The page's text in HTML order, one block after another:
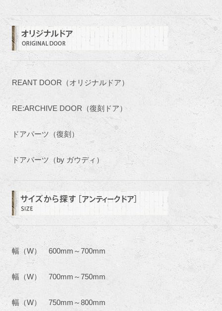
REANT DOOR（オリジナルドア）
RE:ARCHIVE DOOR（復刻ドア）
ドアパーツ（復刻）
ドアパーツ（by ガウディ）
幅（W） 600mm～700mm
幅（W） 700mm～750mm
幅（W） 750mm～800mm